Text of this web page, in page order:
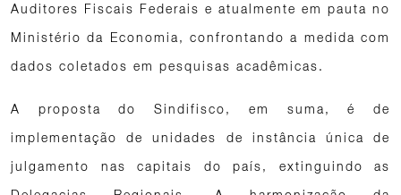
Auditores Fiscais Federais e atualmente em pauta no
Ministério da Economia, confrontando a medida com
dados coletados em pesquisas acadêmicas.
A proposta do Sindifisco, em suma, é de
implementação de unidades de instância única de
julgamento nas capitais do país, extinguindo as